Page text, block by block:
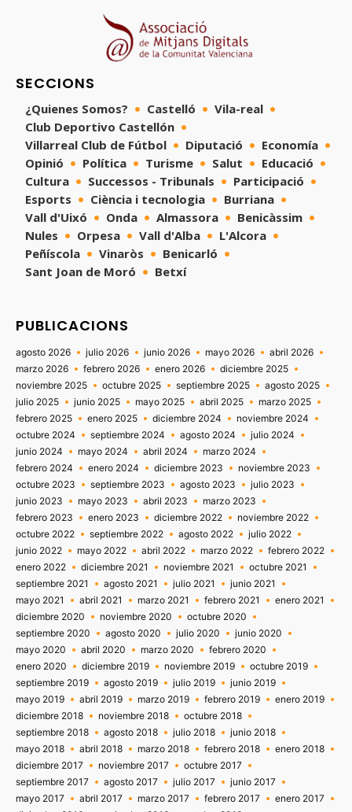
SECCIONS
¿Quienes Somos? Castelló
Vila-real
Club Deportivo Castellón
Villarreal Club de Fútbol
Diputació
Economía
Opinió
Política Turisme Salut
Educació
Cultura
Successos - Tribunals
Participació
Esports
Ciència i tecnologia
Burriana
Vall d'Uixó
Onda Almassora
Benicàssim
Nules
Orpesa Vall d'Alba
L'Alcora
Peñíscola
Vinaròs
Benicarló
Sant Joan de Moró
Betxí
PUBLICACIONS
agosto 2026 julio 2026 junio 2026 mayo 2026
abril 2026
marzo 2026
febrero 2026 enero 2026
diciembre 2025
noviembre 2025
octubre 2025 septiembre 2025
agosto 2025
julio 2025
junio 2025 mayo 2025 abril 2025
marzo 2025
febrero 2025
enero 2025 diciembre 2024
noviembre 2024
octubre 2024
septiembre 2024 agosto 2024
julio 2024
junio 2024
mayo 2024 abril 2024
marzo 2024
febrero 2024
enero 2024 diciembre 2023
noviembre 2023
octubre 2023
septiembre 2023 agosto 2023
julio 2023
junio 2023
mayo 2023 abril 2023
marzo 2023
febrero 2023
enero 2023 diciembre 2022
noviembre 2022
octubre 2022
septiembre 2022 agosto 2022
julio 2022
junio 2022
mayo 2022 abril 2022 marzo 2022
febrero 2022
enero 2022
diciembre 2021 noviembre 2021
octubre 2021
septiembre 2021
agosto 2021 julio 2021
junio 2021
mayo 2021
abril 2021 marzo 2021 febrero 2021
enero 2021
diciembre 2020
noviembre 2020
octubre 2020
septiembre 2020
agosto 2020 julio 2020
junio 2020
mayo 2020
abril 2020 marzo 2020
febrero 2020
enero 2020
diciembre 2019 noviembre 2019
octubre 2019
septiembre 2019
agosto 2019 julio 2019
junio 2019
mayo 2019
abril 2019 marzo 2019 febrero 2019
enero 2019
diciembre 2018
noviembre 2018
octubre 2018
septiembre 2018
agosto 2018 julio 2018
junio 2018
mayo 2018
abril 2018 marzo 2018 febrero 2018
enero 2018
diciembre 2017
noviembre 2017
octubre 2017
septiembre 2017
agosto 2017 julio 2017
junio 2017
mayo 2017
abril 2017 marzo 2017 febrero 2017
enero 2017